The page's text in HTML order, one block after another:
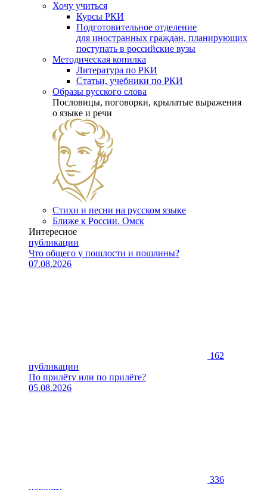
Хочу учиться
Курсы РКИ
Подготовительное отделение
для иностранных граждан, планирующих
поступать в российские вузы
Методическая копилка
Литература по РКИ
Статьи, учебники по РКИ
Образы русского слова
Пословицы, поговорки, крылатые выражения
о языке и речи
Стихи и песни на русском языке
Ближе к России. Омск
Интересное
публикации
Что общего у пошлости и пошлины?
07.08.2026
162
публикации
По прилёту или по прилёте?
05.08.2026
336